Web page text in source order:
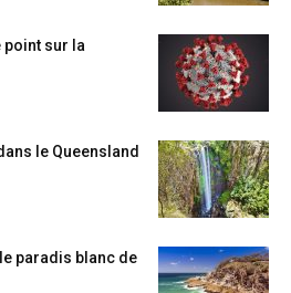
point sur la
le Queensland
paradis blanc de